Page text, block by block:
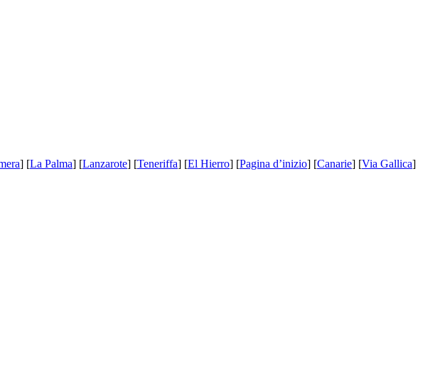
] [La Palma] [Lanzarote] [Teneriffa] [El Hierro] [Pagina d’inizio] [Canarie] [Via Gallica]